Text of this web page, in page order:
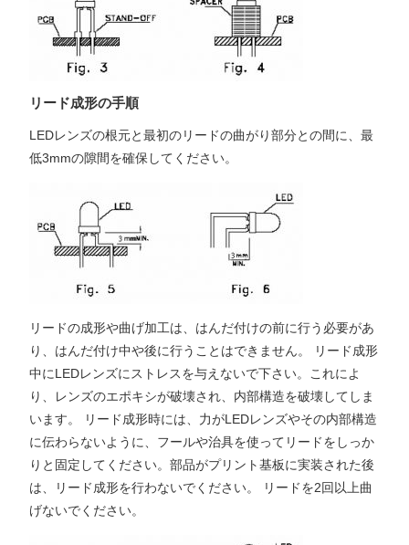
リード成形の手順
LEDレンズの根元と最初のリードの曲がり部分との間に、最
低3mmの隙間を確保してください。
リードの成形や曲げ加工は、はんだ付けの前に行う必要があ
り、はんだ付け中や後に行うことはできません。 リード成形
中にLEDレンズにストレスを与えないで下さい。これによ
り、レンズのエポキシが破壊され、内部構造を破壊してしま
います。 リード成形時には、力がLEDレンズやその内部構造
に伝わらないように、フールや治具を使ってリードをしっか
りと固定してください。部品がプリント基板に実装された後
は、リード成形を行わないでください。 リードを2回以上曲
げないでください。